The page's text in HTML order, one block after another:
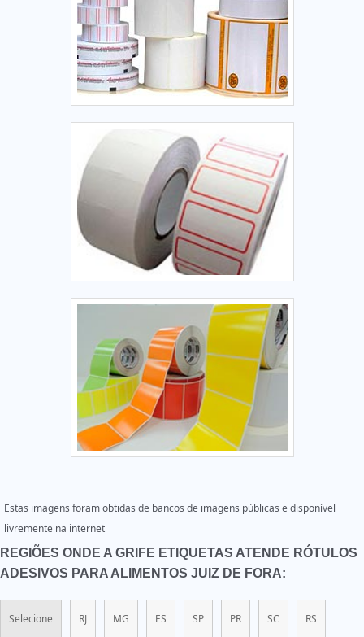
Estas imagens foram obtidas de bancos de imagens públicas e disponível
livremente na internet
REGIÕES ONDE A GRIFE ETIQUETAS ATENDE RÓTULOS
ADESIVOS PARA ALIMENTOS JUIZ DE FORA:
Selecione RJ MG ES SP PR SC RS